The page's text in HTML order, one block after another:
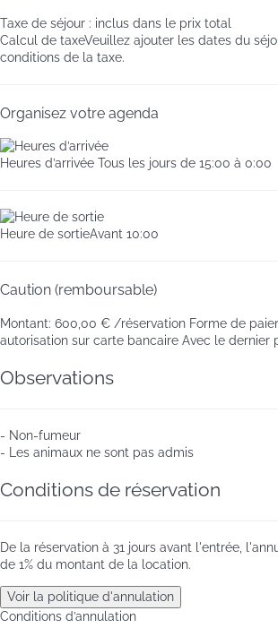
Taxe de séjour : inclus dans le prix total
Calcul de taxeVeuillez ajouter les dates du
conditions de la taxe.
Organisez votre agenda
Heures d’arrivée Tous les jours de 15:00 à 0:00
Heure de sortieAvant 10:00
Caution (remboursable)
Montant: 600,00 € /réservation Forme de
autorisation sur carte bancaire Avec le dernier
Observations
- Non-fumeur
- Les animaux ne sont pas admis
Conditions de réservation
De la réservation à 31 jours avant l'entrée,
de 1% du montant de la location.
Voir la politique d'annulation
Conditions d’annulation